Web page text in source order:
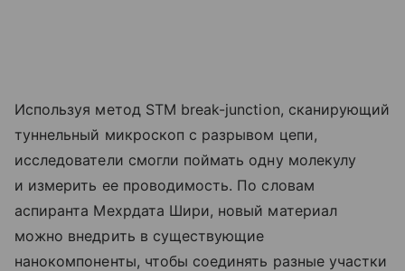
Используя метод STM break-junction, сканирующий
туннельный микроскоп с разрывом цепи,
исследователи смогли поймать одну молекулу
и измерить ее проводимость. По словам
аспиранта Мехрдата Шири, новый материал
можно внедрить в существующие
нанокомпоненты, чтобы соединять разные участки